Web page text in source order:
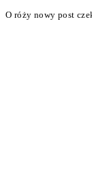
O róży nowy post